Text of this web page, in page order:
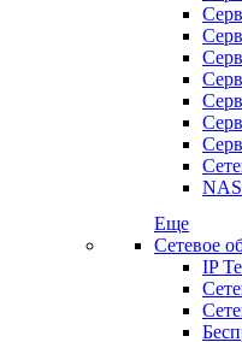
Еще
Сетевое
IP